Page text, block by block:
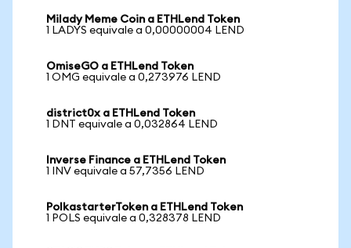
Milady Meme Coin a ETHLend Token
1 LADYS equivale a 0,00000004 LEND
OmiseGO a ETHLend Token
1 OMG equivale a 0,273976 LEND
district0x a ETHLend Token
1 DNT equivale a 0,032864 LEND
Inverse Finance a ETHLend Token
1 INV equivale a 57,7356 LEND
PolkastarterToken a ETHLend Token
1 POLS equivale a 0,328378 LEND